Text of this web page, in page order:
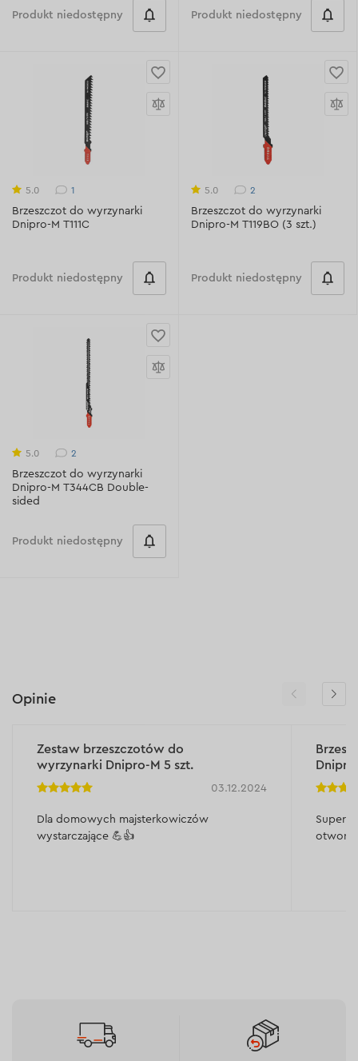
Produkt niedostępny Produkt niedostępny
5.0 1
Brzeszczot do wyrzynarki
Dnipro-M T111C
Produkt niedostępny
5.0 2
Brzeszczot do wyrzynarki
Dnipro-M T119BO (3 szt.)
Produkt niedostępny
5.0 2
Brzeszczot do wyrzynarki
Dnipro-M T344CB Double-
sided
Produkt niedostępny
Opinie
Zestaw brzeszczotów do
wyrzynarki Dnipro-M 5 szt.
03.12.2024
Dla domowych majsterkowiczów
wystarczające 💪👍
Super